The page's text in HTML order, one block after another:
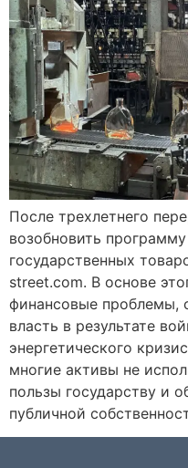
После трехлетнего
возобновить
государственных
street.com. В основе
финансовые проблемы,
власть в результате
энергетического
многие активы не
пользы государству и
публичной